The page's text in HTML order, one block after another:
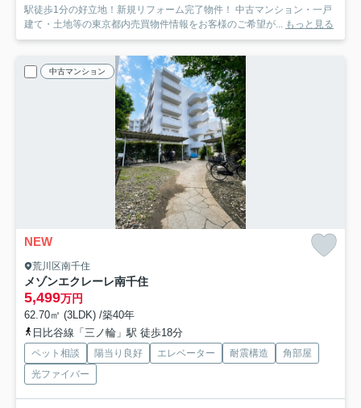
駅徒歩1分の好立地！新規リフォーム完了物件！ 中古マンション・一戸
建て・土地等の東京都内売買物件情報をお客様のご希望が... もっと見る
中古マンション
NEW
荒川区南千住
メゾンエクレーレ南千住
5,499万円
62.70㎡ (3LDK) /築40年
日比谷線「三ノ輪」駅 徒歩18分
ペット相談 陽当り良好 エレベーター 耐震構造
角部屋
光ファイバー